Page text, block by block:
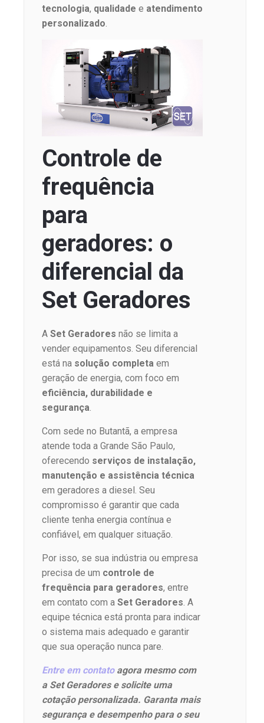
tecnologia, qualidade e atendimento
personalizado
Controle de
frequência
para
geradores: o
diferencial da
Set Geradores
A Set Geradores não se limita a
vender equipamentos. Seu diferencial
está na solução completa em
geração de energia, com foco em
eficiência, durabilidade e
segurança
Com sede no Butantã, a empresa
atende toda a Grande São Paulo,
oferecendo serviços de instalação,
manutenção e assistência técnica
em geradores a diesel. Seu
compromisso é garantir que cada
cliente tenha energia contínua e
confiável, em qualquer situação.
Por isso, se sua indústria ou empresa
precisa de um controle de
frequência para geradores, entre
em contato com a Set Geradores . A
equipe técnica está pronta para indicar
o sistema mais adequado e garantir
que sua operação nunca pare.
Entre em contatoagora mesmo com
a Set Geradores e solicite uma
cotação personalizada. Garanta mais
segurança e desempenho para o seu